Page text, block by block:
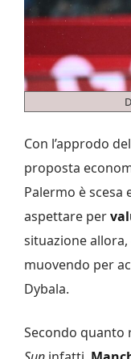
Con l’approdo
proposta
Palermo è scesa
aspettare per
situazione
muovendo per
Dybala.
Secondo